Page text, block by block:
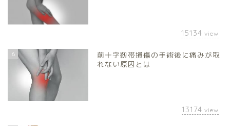
15134 view
6
前十字靭帯損傷の手術後に痛みが取
れない原因とは
13174 view